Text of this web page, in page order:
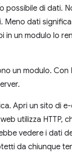
possibile di dati.
dati
in un modulo lo
un modulo. Con
Apri un sito di
utilizza HTTP,
vedere i dati
da chiunque